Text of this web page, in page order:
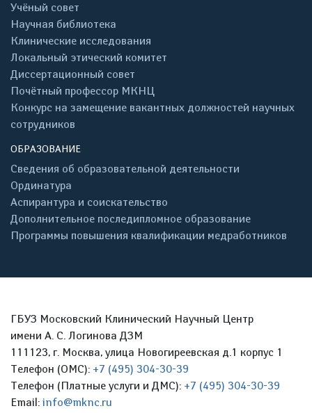
Учёный совет
Научная библиотека
Клинические исследования
Локальный этический комитет
Диссертационный совет
Почётный профессор МКНЦ
Конкурс на замещение вакантных должностей научных
сотрудников
ОБРАЗОВАНИЕ
Сведения об образовательной деятельности
Ординатура
Аспирантура и соискательство
Дополнительное последипломное образование
Программы повышения квалификации медработников
ГБУЗ Московский Клинический Научный Центр
имени А. С. Логинова ДЗМ
111123, г. Москва, улица Новогиреевская д.1 корпус 1
Телефон (ОМС): +7 (495) 304-30-39
Телефон (Платные услуги и ДМС): +7 (495) 304-30-39
Email: info@mknc.ru